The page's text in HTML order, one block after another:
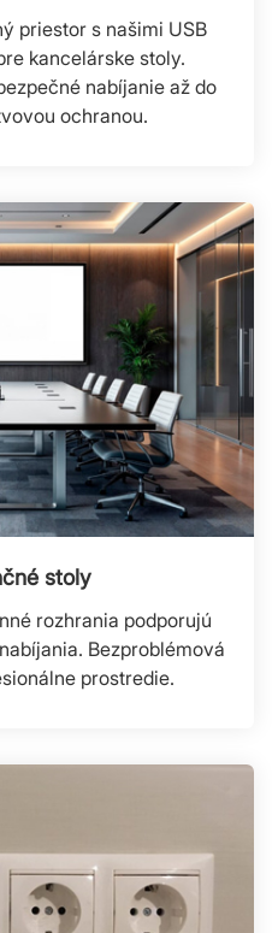
priestor s našimi USB
kancelárske stoly.
nabíjanie až do
ochranou.
stoly
rozhrania podporujú
Bezproblémová
prostredie.